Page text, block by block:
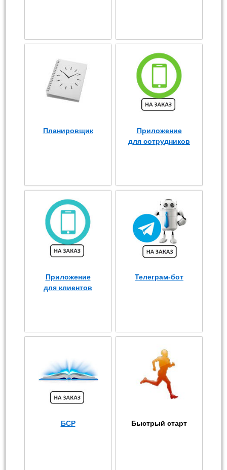
Планировщик
Приложение
для сотрудников
Приложение
для клиентов
Телеграм-бот
БСР Быстрый старт